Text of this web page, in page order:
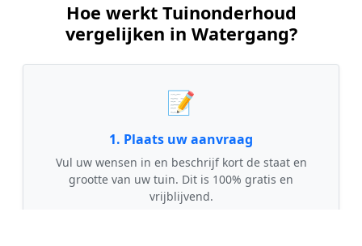
Hoe werkt Tuinonderhoud
vergelijken in Watergang?
📝
1. Plaats uw aanvraag
Vul uw wensen in en beschrijf kort de staat en
grootte van uw tuin. Dit is 100% gratis en
vrijblijvend.